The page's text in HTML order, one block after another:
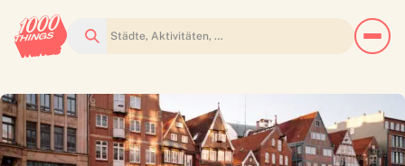
Suchen